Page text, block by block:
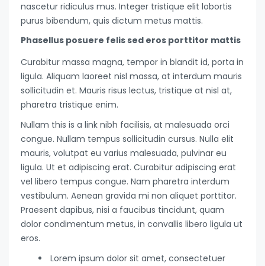
nascetur ridiculus mus. Integer tristique elit lobortis
purus bibendum, quis dictum metus mattis.
Phasellus posuere felis sed eros porttitor mattis
Curabitur massa magna, tempor in blandit id, porta in
ligula. Aliquam laoreet nisl massa, at interdum mauris
sollicitudin et. Mauris risus lectus, tristique at nisl at,
pharetra tristique enim.
Nullam this is a link nibh facilisis, at malesuada orci
congue. Nullam tempus sollicitudin cursus. Nulla elit
mauris, volutpat eu varius malesuada, pulvinar eu
ligula. Ut et adipiscing erat. Curabitur adipiscing erat
vel libero tempus congue. Nam pharetra interdum
vestibulum. Aenean gravida mi non aliquet porttitor.
Praesent dapibus, nisi a faucibus tincidunt, quam
dolor condimentum metus, in convallis libero ligula ut
eros.
Lorem ipsum dolor sit amet, consectetuer